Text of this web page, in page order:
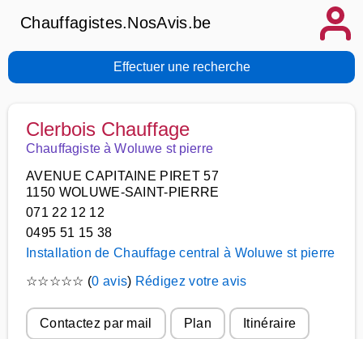
Chauffagistes.NosAvis.be
Effectuer une recherche
Clerbois Chauffage
Chauffagiste à Woluwe st pierre
AVENUE CAPITAINE PIRET 57
1150 WOLUWE-SAINT-PIERRE
071 22 12 12
0495 51 15 38
Installation de Chauffage central à Woluwe st pierre
☆☆☆☆☆ (0 avis) Rédigez votre avis
Contactez par mail Plan Itinéraire